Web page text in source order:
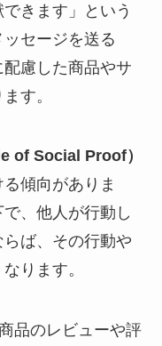
きます」という
セージを送る
慮した商品やサ
す。
of Social Proof）
傾向がありま
、他人が行動し
ば、その行動や
ります。
品のレビューや評